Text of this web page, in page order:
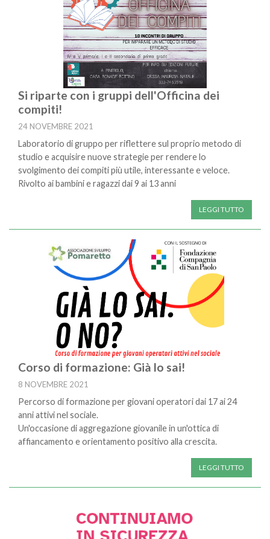
Si riparte con i gruppi dell'Officina dei
compiti!
24 NOVEMBRE 2021
Laboratorio di gruppo per riflettere sul proprio metodo di
studio e acquisire nuove strategie per rendere lo
svolgimento dei compiti più utile, interessante e veloce.
Rivolto ai bambini e ragazzi dai 9 ai 13 anni
LEGGI TUTTO
Corso di formazione: Già lo sai!
8 NOVEMBRE 2021
Percorso di formazione per giovani operatori dai 17 ai 24
anni attivi nel sociale.
Un'occasione di aggregazione giovanile in un'ottica di
affiancamento e orientamento positivo alla crescita.
LEGGI TUTTO